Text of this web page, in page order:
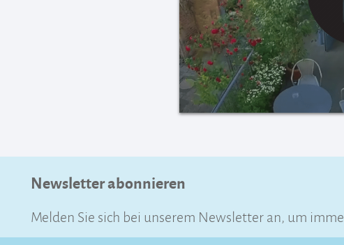
Newsletter abonnieren
Melden Sie sich bei unserem Newsletter an, um